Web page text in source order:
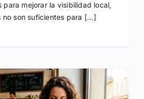
para mejorar la visibilidad local,
no son suficientes para [...]